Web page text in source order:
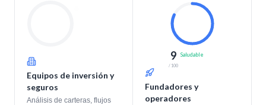
Equipos de inversión y
seguros
Análisis de carteras, flujos
87
/ 100
Saludable
Fundadores y
operadores